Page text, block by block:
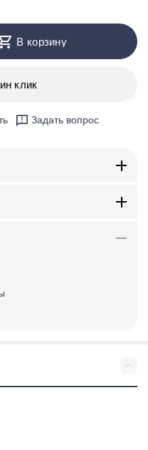
В корзину
клик
Задать вопрос